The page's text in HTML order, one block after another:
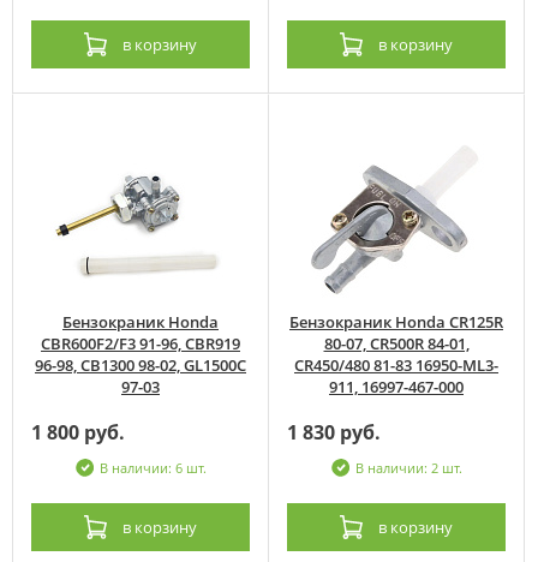
в корзину в корзину
Бензокраник Honda
CBR600F2/F3 91-96, CBR919
96-98, CB1300 98-02, GL1500C
97-03
1 800 руб.
В наличии: 6 шт.
в корзину
Бензокраник Honda CR125R
80-07, CR500R 84-01,
CR450/480 81-83 16950-ML3-
911, 16997-467-000
1 830 руб.
В наличии: 2 шт.
в корзину